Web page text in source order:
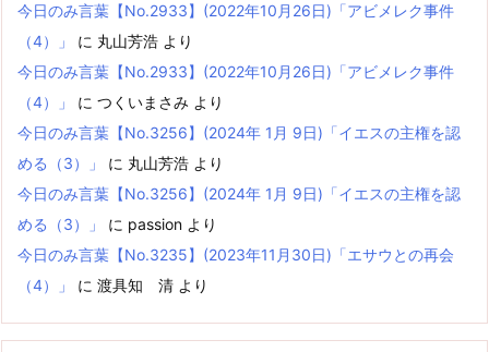
今日のみ言葉【No.2933】(2022年10月26日)「アビメレク事件
（4）」
に 丸山芳浩 より
今日のみ言葉【No.2933】(2022年10月26日)「アビメレク事件
（4）」
に つくいまさみ より
今日のみ言葉【No.3256】(2024年 1月 9日)「イエスの主権を認
める（3）」
に 丸山芳浩 より
今日のみ言葉【No.3256】(2024年 1月 9日)「イエスの主権を認
める（3）」
に passion より
今日のみ言葉【No.3235】(2023年11月30日)「エサウとの再会
（4）」
に 渡具知 清 より